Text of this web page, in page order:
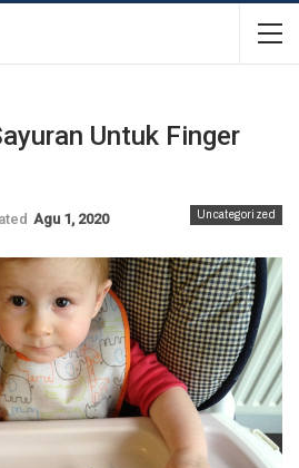
Untuk Finger
Uncategorized
Agu 1, 2020